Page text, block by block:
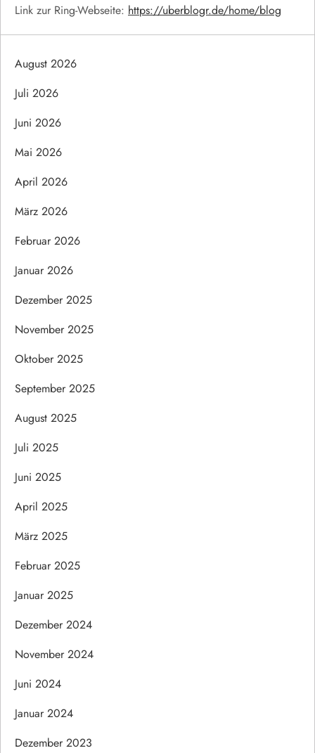
Link zur Ring-Webseite: https://uberblogr.de/home/blog
August 2026
Juli 2026
Juni 2026
Mai 2026
April 2026
März 2026
Februar 2026
Januar 2026
Dezember 2025
November 2025
Oktober 2025
September 2025
August 2025
Juli 2025
Juni 2025
April 2025
März 2025
Februar 2025
Januar 2025
Dezember 2024
November 2024
Juni 2024
Januar 2024
Dezember 2023